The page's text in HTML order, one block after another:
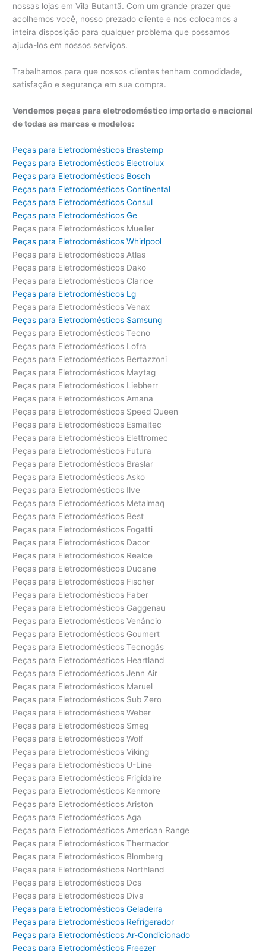
nossas lojas em Vila Butantã. Com um grande prazer que
acolhemos você, nosso prezado cliente e nos colocamos a
inteira disposição para qualquer problema que possamos
ajuda-los em nossos serviços.
Trabalhamos para que nossos clientes tenham comodidade,
satisfação e segurança em sua compra.
Vendemos peças para eletrodoméstico importado e nacional
de todas as marcas e modelos:
Peças para Eletrodomésticos Brastemp
Peças para Eletrodomésticos Electrolux
Peças para Eletrodomésticos Bosch
Peças para Eletrodomésticos Continental
Peças para Eletrodomésticos Consul
Peças para Eletrodomésticos Ge
Peças para Eletrodomésticos Mueller
Peças para Eletrodomésticos Whirlpool
Peças para Eletrodomésticos Atlas
Peças para Eletrodomésticos Dako
Peças para Eletrodomésticos Clarice
Peças para Eletrodomésticos Lg
Peças para Eletrodomésticos Venax
Peças para Eletrodomésticos Samsung
Peças para Eletrodomésticos Tecno
Peças para Eletrodomésticos Lofra
Peças para Eletrodomésticos Bertazzoni
Peças para Eletrodomésticos Maytag
Peças para Eletrodomésticos Liebherr
Peças para Eletrodomésticos Amana
Peças para Eletrodomésticos Speed Queen
Peças para Eletrodomésticos Esmaltec
Peças para Eletrodomésticos Elettromec
Peças para Eletrodomésticos Futura
Peças para Eletrodomésticos Braslar
Peças para Eletrodomésticos Asko
Peças para Eletrodomésticos Ilve
Peças para Eletrodomésticos Metalmaq
Peças para Eletrodomésticos Best
Peças para Eletrodomésticos Fogatti
Peças para Eletrodomésticos Dacor
Peças para Eletrodomésticos Realce
Peças para Eletrodomésticos Ducane
Peças para Eletrodomésticos Fischer
Peças para Eletrodomésticos Faber
Peças para Eletrodomésticos Gaggenau
Peças para Eletrodomésticos Venâncio
Peças para Eletrodomésticos Goumert
Peças para Eletrodomésticos Tecnogás
Peças para Eletrodomésticos Heartland
Peças para Eletrodomésticos Jenn Air
Peças para Eletrodomésticos Maruel
Peças para Eletrodomésticos Sub Zero
Peças para Eletrodomésticos Weber
Peças para Eletrodomésticos Smeg
Peças para Eletrodomésticos Wolf
Peças para Eletrodomésticos Viking
Peças para Eletrodomésticos U-Line
Peças para Eletrodomésticos Frigidaire
Peças para Eletrodomésticos Kenmore
Peças para Eletrodomésticos Ariston
Peças para Eletrodomésticos Aga
Peças para Eletrodomésticos American Range
Peças para Eletrodomésticos Thermador
Peças para Eletrodomésticos Blomberg
Peças para Eletrodomésticos Northland
Peças para Eletrodomésticos Dcs
Peças para Eletrodomésticos Diva
Peças para Eletrodomésticos Geladeira
Peças para Eletrodomésticos Refrigerador
Peças para Eletrodomésticos Ar-Condicionado
Peças para Eletrodomésticos Freezer